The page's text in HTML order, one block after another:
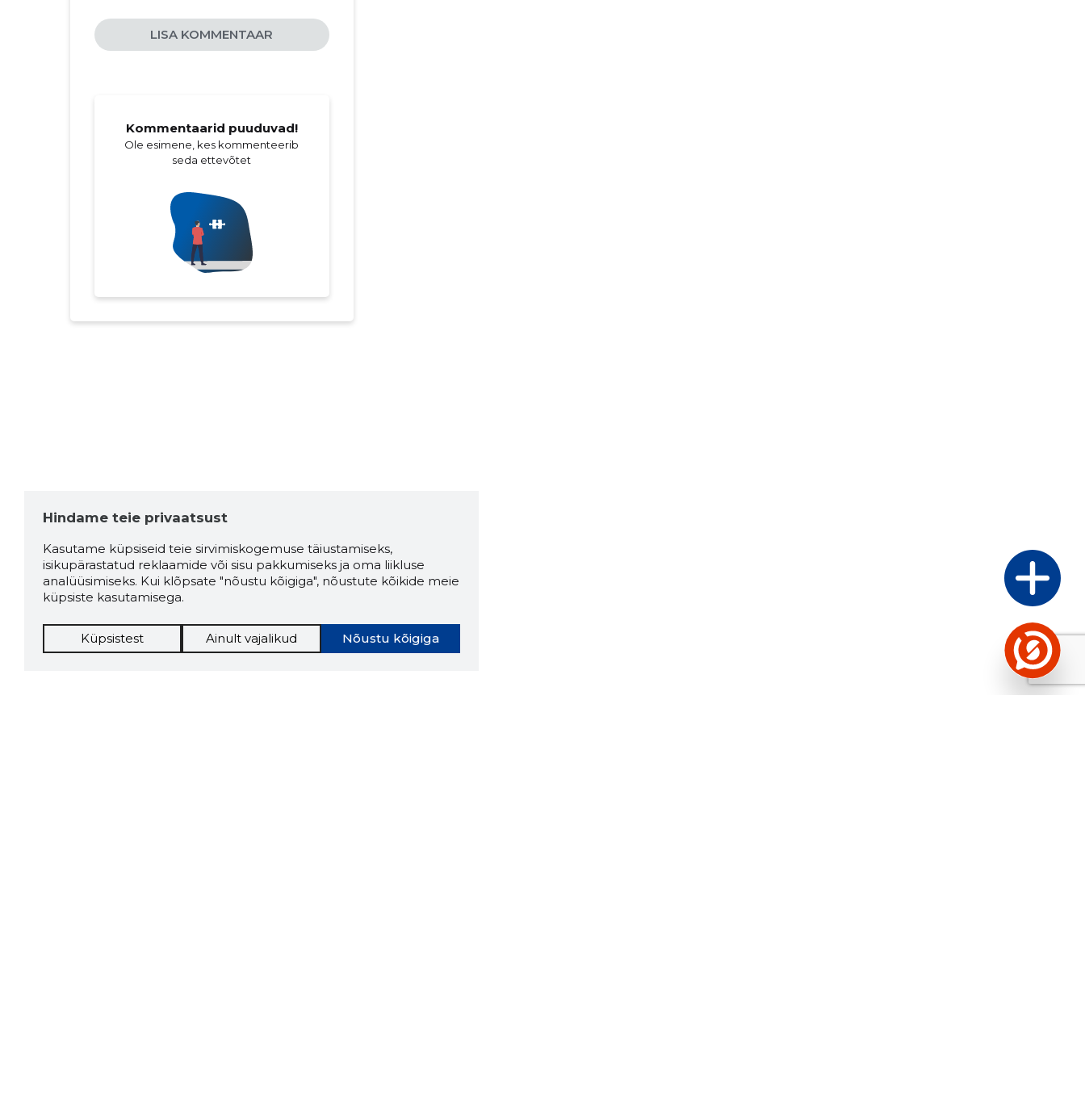
LISA KOMMENTAAR
Kommentaarid puuduvad!
Ole esimene, kes kommenteerib
seda ettevõtet
Hindame teie privaatsust
Kasutame küpsiseid teie sirvimiskogemuse täiustamiseks,
isikupärastatud reklaamide või sisu pakkumiseks ja oma liikluse
analüüsimiseks. Kui klõpsate "nõustu kõigiga", nõustute kõikide meie
küpsiste kasutamisega.
Nõustu kõigiga
Küpsistest Ainult vajalikud